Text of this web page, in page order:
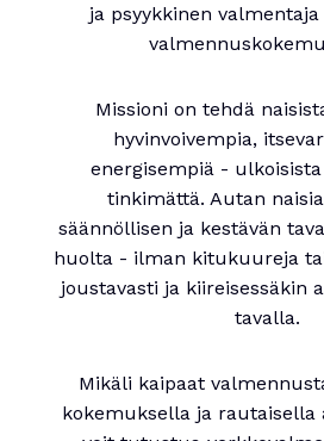
ja psyykkinen valmentaja
Missioni on tehdä
hyvinvoivempia,
energisempiä -
tinkimättä. Autan
säännöllisen ja kestävän
huolta - ilman kitukuureja
joustavasti ja kiireisessäkin
tavalla.
Mikäli kaipaat
kokemuksella ja